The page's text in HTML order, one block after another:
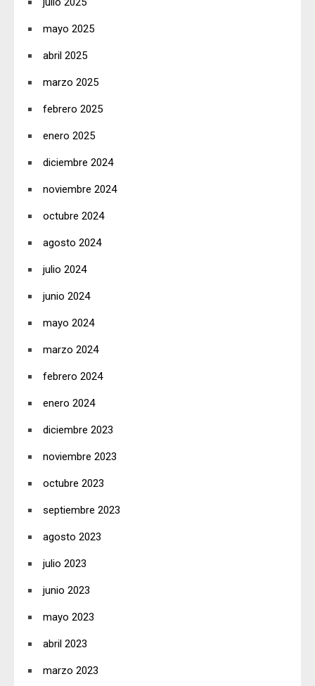
mayo 2025
abril 2025
marzo 2025
febrero 2025
enero 2025
diciembre 2024
noviembre 2024
octubre 2024
agosto 2024
julio 2024
junio 2024
mayo 2024
marzo 2024
febrero 2024
enero 2024
diciembre 2023
noviembre 2023
octubre 2023
septiembre 2023
agosto 2023
julio 2023
junio 2023
mayo 2023
abril 2023
marzo 2023